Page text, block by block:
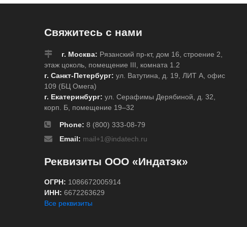
Свяжитесь с нами
г. Москва: Рязанский пр-кт, дом 16, строение 2,
этаж цоколь, помещение III, комната 1.2
г. Санкт-Петербург: ул. Ватутина, д. 19, ЛИТ А, офис
109 (БЦ Омега)
г. Екатеринбург: ул. Серафимы Дерябиной, д. 32,
корп. Б, помещение 19–32
Phone: 8 (800) 333-08-79
Email: mail+1@indatech.ru
Реквизиты ООО «Индатэк»
ОГРН: 1086672005914
ИНН: 6672263629
Все реквизиты